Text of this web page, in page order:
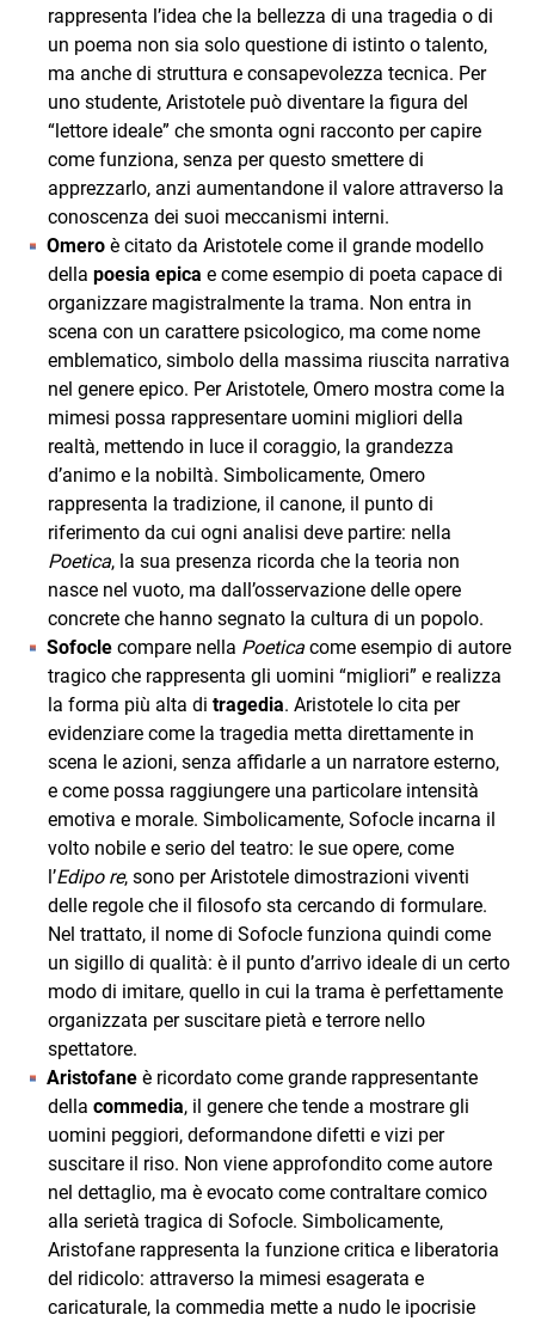
rappresenta l’idea che la bellezza di una tragedia o di
un poema non sia solo questione di istinto o talento,
ma anche di struttura e consapevolezza tecnica. Per
uno studente, Aristotele può diventare la figura del
“lettore ideale” che smonta ogni racconto per capire
come funziona, senza per questo smettere di
apprezzarlo, anzi aumentandone il valore attraverso la
conoscenza dei suoi meccanismi interni.
Omero è citato da Aristotele come il grande modello
della poesia epica e come esempio di poeta capace di
organizzare magistralmente la trama. Non entra in
scena con un carattere psicologico, ma come nome
emblematico, simbolo della massima riuscita narrativa
nel genere epico. Per Aristotele, Omero mostra come la
mimesi possa rappresentare uomini migliori della
realtà, mettendo in luce il coraggio, la grandezza
d’animo e la nobiltà. Simbolicamente, Omero
rappresenta la tradizione, il canone, il punto di
riferimento da cui ogni analisi deve partire: nella
Poetica, la sua presenza ricorda che la teoria non
nasce nel vuoto, ma dall’osservazione delle opere
concrete che hanno segnato la cultura di un popolo.
Sofocle compare nella Poetica come esempio di autore
tragico che rappresenta gli uomini “migliori” e realizza
la forma più alta di tragedia. Aristotele lo cita per
evidenziare come la tragedia metta direttamente in
scena le azioni, senza affidarle a un narratore esterno,
e come possa raggiungere una particolare intensità
emotiva e morale. Simbolicamente, Sofocle incarna il
volto nobile e serio del teatro: le sue opere, come
l’Edipo re, sono per Aristotele dimostrazioni viventi
delle regole che il filosofo sta cercando di formulare.
Nel trattato, il nome di Sofocle funziona quindi come
un sigillo di qualità: è il punto d’arrivo ideale di un certo
modo di imitare, quello in cui la trama è perfettamente
organizzata per suscitare pietà e terrore nello
spettatore.
Aristofane è ricordato come grande rappresentante
della commedia, il genere che tende a mostrare gli
uomini peggiori, deformandone difetti e vizi per
suscitare il riso. Non viene approfondito come autore
nel dettaglio, ma è evocato come contraltare comico
alla serietà tragica di Sofocle. Simbolicamente,
Aristofane rappresenta la funzione critica e liberatoria
del ridicolo: attraverso la mimesi esagerata e
caricaturale, la commedia mette a nudo le ipocrisie